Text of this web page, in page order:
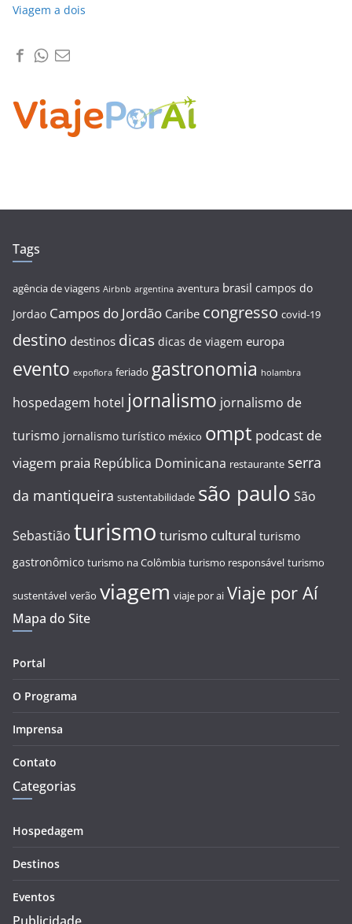
Viagem a dois
Tags
agência de viagens Airbnb argentina aventura brasil campos do
Jordao Campos do Jordão Caribe congresso covid-19
destino destinos dicas dicas de viagem europa
evento expoflora feriado gastronomia holambra
hospedagem hotel jornalismo jornalismo de
turismo jornalismo turístico méxico ompt podcast de
viagem praia República Dominicana restaurante serra
da mantiqueira sustentabilidade são paulo São
Sebastião turismo turismo cultural turismo
gastronômico turismo na Colômbia turismo responsável turismo
sustentável verão viagem viaje por ai Viaje por Aí
Mapa do Site
Portal
O Programa
Imprensa
Contato
Categorias
Hospedagem
Destinos
Eventos